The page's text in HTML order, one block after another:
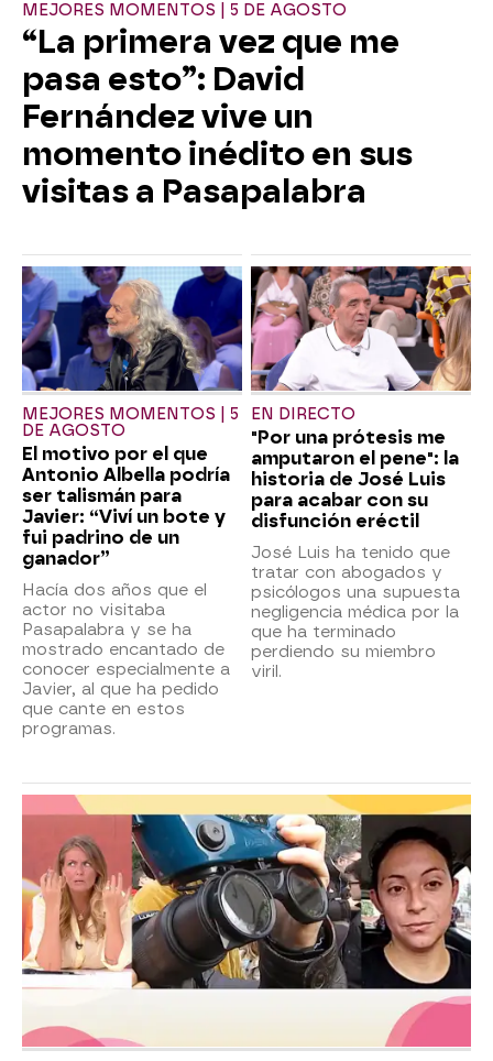
MEJORES MOMENTOS | 5 DE AGOSTO
“La primera vez que me
pasa esto”: David
Fernández vive un
momento inédito en sus
visitas a Pasapalabra
MEJORES MOMENTOS | 5
DE AGOSTO
El motivo por el que
Antonio Albella podría
ser talismán para
Javier: “Viví un bote y
fui padrino de un
ganador”
Hacía dos años que el
actor no visitaba
Pasapalabra y se ha
mostrado encantado de
conocer especialmente a
Javier, al que ha pedido
que cante en estos
programas.
EN DIRECTO
"Por una prótesis me
amputaron el pene": la
historia de José Luis
para acabar con su
disfunción eréctil
José Luis ha tenido que
tratar con abogados y
psicólogos una supuesta
negligencia médica por la
que ha terminado
perdiendo su miembro
viril.